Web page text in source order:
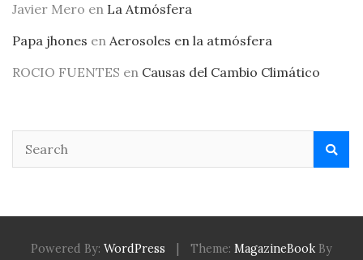
Javier Mero en La Atmósfera
Papa jhones en Aerosoles en la atmósfera
ROCIO FUENTES en Causas del Cambio Climático
Powered By: WordPress Theme: MagazineBook By